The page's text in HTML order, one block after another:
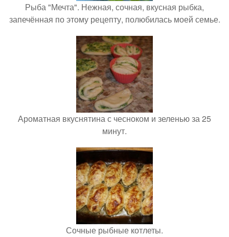
Рыба "Мечта". Нежная, сочная, вкусная рыбка,
запечённая по этому рецепту, полюбилась моей семье.
Ароматная вкуснятина с чесноком и зеленью за 25
минут.
Сочные рыбные котлеты.